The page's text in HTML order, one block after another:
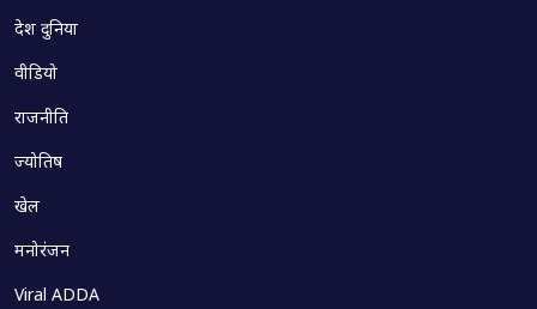
देश दुनिया
वीडियो
राजनीति
ज्योतिष
खेल
मनोरंजन
Viral ADDA